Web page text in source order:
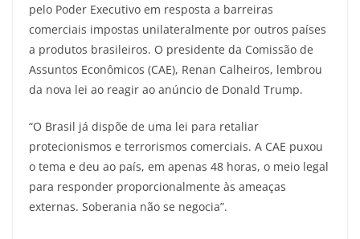
pelo Poder Executivo em resposta a barreiras
comerciais impostas unilateralmente por outros países
a produtos brasileiros. O presidente da Comissão de
Assuntos Econômicos (CAE), Renan Calheiros, lembrou
da nova lei ao reagir ao anúncio de Donald Trump.
“O Brasil já dispõe de uma lei para retaliar
protecionismos e terrorismos comerciais. A CAE puxou
o tema e deu ao país, em apenas 48 horas, o meio legal
para responder proporcionalmente às ameaças
externas. Soberania não se negocia”.